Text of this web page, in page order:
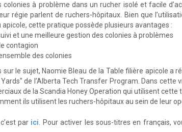
colonies à problème dans un rucher isolé et facile
régie parlent de ruchers-hôpitaux. Bien que
cette pratique possède plusieurs avantages :
et une meilleure gestion des colonies à problèmes
contagion
des colonies
sur le sujet, Naomie Bleau de la Table filière apicole a
de l’Alberta Tech Transfer Program. Dans cette
de la Scandia Honey Operation qui utilisent
ils utilisent les ruchers-hôpitaux au sein de leur
par ici . Pour activer les sous-titres en français,